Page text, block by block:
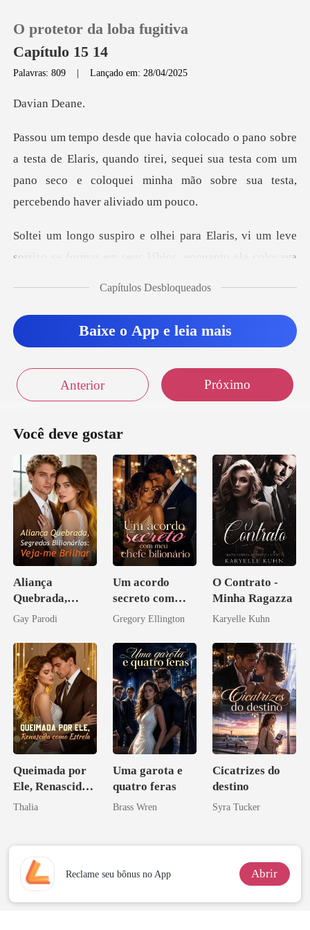
Loja
Histórico
O protetor da loba fugitiva
Capítulo 15 14
Palavras: 809 |Lançado em: 28/04/2025
an D
Elaris, quando tirei, sequei sua testa com um
pano seco e coloque
vi um leve
sorriso se formar em seus lábios,
Capítulos Desbloqueados
Baixe o App e leia mais
Anterior Próximo
Você deve gostar
Aliança
Quebrada,
Segredos
Veja-me Brilhar
Gay Parodi
Um acordo
secreto com
meu chefe
Gregory Ellington
O Contrato -
Minha Ragazza
Karyelle Kuhn
Queimada por
Ele, Renascida
como Estrela
Thalia
Uma garota e
quatro feras
Brass Wren
Cicatrizes do
destino
Syra Tucker
Reclame seu bônus no App Abrir